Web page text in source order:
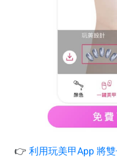
👉 利用玩美甲App 將